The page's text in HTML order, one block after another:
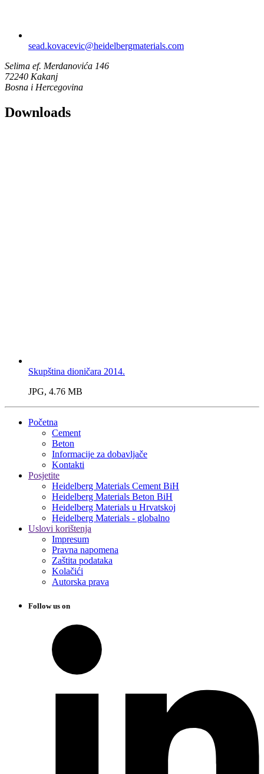
sead.kovacevic​@heidelbergmaterials.com
Selima ef. Merdanovića 146
72240 Kakanj
Bosna i Hercegovina
Downloads
Skupština dioničara 2014.
JPG, 4.76 MB
Početna
Cement
Beton
Informacije za dobavljače
Kontakti
Posjetite
Heidelberg Materials Cement BiH
Heidelberg Materials Beton BiH
Heidelberg Materials u Hrvatskoj
Heidelberg Materials - globalno
Uslovi korištenja
Impresum
Pravna napomena
Zaštita podataka
Kolačići
Autorska prava
Follow us on